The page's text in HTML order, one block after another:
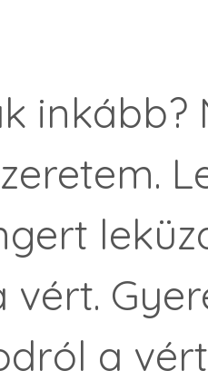
inkább?
vért.
a